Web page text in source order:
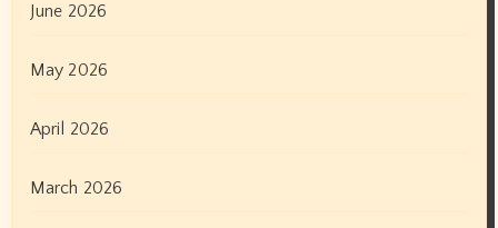
June 2026
May 2026
April 2026
March 2026